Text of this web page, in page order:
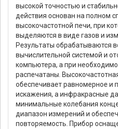
высокой точностью и
действия основан на полном
высокочастотной печи, при
выделяются в виде газов и
Результаты обрабатываются
вычислительной системой и
компьютера, а при
распечатаны.
обеспечивает равномерное и
искажения, а инфракрасные
минимальные колебания
диапазон измерений и
повторяемость. Прибор